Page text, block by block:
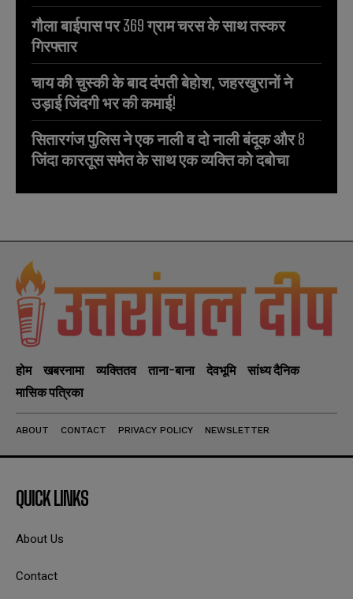
गौला बाईपास पर 369 ग्राम चरस के साथ तस्कर
गिरफ्तार
चाय की चुस्की के बाद दंपती बेहोश, जहरखुरानों ने
उड़ाई जिंदगी भर की कमाई!
सितारगंज पुलिस ने एक नाली व दो नाली बंदूक और 8
जिंदा कारतूस समेत के साथ एक व्यक्ति को दबोचा
होम खबरनामा व्यक्तितव ताना-बाना देवभूमि
सांध्य दैनिक
मासिक पत्रिका
ABOUT CONTACT PRIVACY POLICY NEWSLETTER
QUICK LINKS
About Us
Contact